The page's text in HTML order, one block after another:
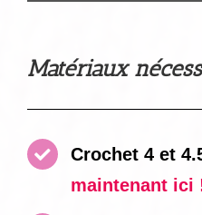
Matériaux
Crochet 4 et
maintenant ici